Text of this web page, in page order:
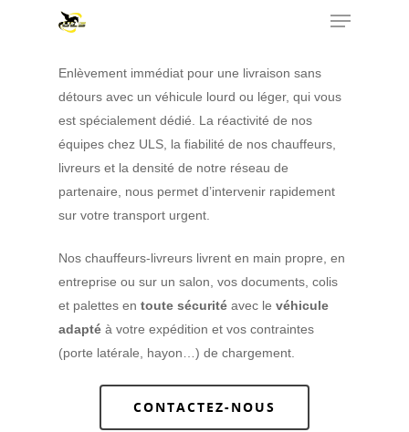
Hit enter to search or ESC to close
Enlèvement immédiat pour une livraison sans
détours avec un véhicule lourd ou léger, qui vous
est spécialement dédié. La réactivité de nos
équipes chez ULS, la fiabilité de nos chauffeurs,
livreurs et la densité de notre réseau de
partenaire, nous permet d’intervenir rapidement
sur votre transport urgent.
Nos chauffeurs-livreurs livrent en main propre, en
entreprise ou sur un salon, vos documents, colis
et palettes en toute sécurité avec le véhicule
adapté à votre expédition et vos contraintes
(porte latérale, hayon…) de chargement.
CONTACTEZ-NOUS